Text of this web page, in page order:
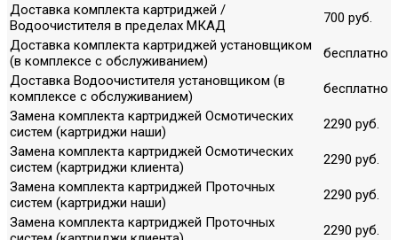
Доставка комплекта картриджей /
Водоочистителя в пределах МКАД
700 руб.
Доставка комплекта картриджей установщиком
(в комплексе с обслуживанием)
бесплатно
Доставка Водоочистителя установщиком (в
комплексе с обслуживанием)
бесплатно
Замена комплекта картриджей Осмотических
систем (картриджи наши)
2290 руб.
Замена комплекта картриджей Осмотических
систем (картриджи клиента)
2290 руб.
Замена комплекта картриджей Проточных
систем (картриджи наши)
2290 руб.
Замена комплекта картриджей Проточных
2290 руб.